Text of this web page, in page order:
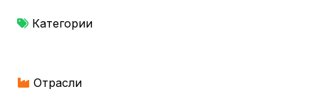
Категории
Отрасли